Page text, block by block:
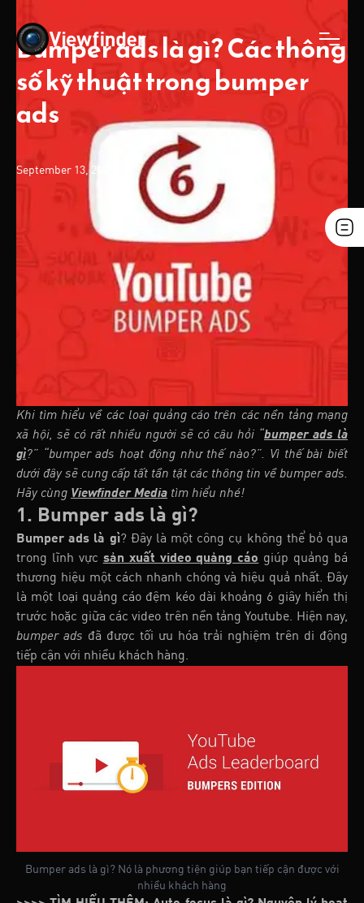
Bumper ads là gì? Các thông
số kỹ thuật trong bumper
ads
September 13, 2023
Khi tìm hiểu về các loại quảng cáo trên các nền tảng mạng
xã hội, sẽ có rất nhiều người sẽ có câu hỏi “ bumper ads là
gì?” “bumper ads hoạt động như thế nào?”. Vì thế bài biết
dưới đây sẽ cung cấp tất tần tật các thông tin về bumper ads.
Hãy cùng Viewfinder Media tìm hiểu nhé!
1. Bumper ads là gì?
Bumper ads là gì? Đây là một công cụ không thể bỏ qua
trong lĩnh vực sản xuất video quảng cáo giúp quảng bá
thương hiệu một cách nhanh chóng và hiệu quả nhất. Đây
là một loại quảng cáo đệm kéo dài khoảng 6 giây hiển thị
trước hoặc giữa các video trên nền tảng Youtube. Hiện nay,
bumper ads đã được tối ưu hóa trải nghiệm trên di động
tiếp cận với nhiều khách hàng.
Bumper ads là gì? Nó là phương tiện giúp bạn tiếp cận được với
nhiều khách hàng